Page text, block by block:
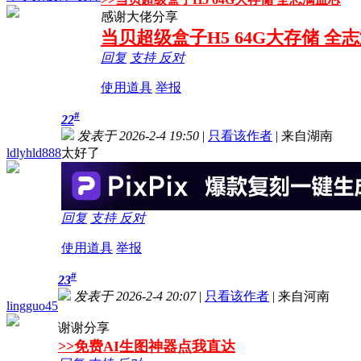
感谢大佬分享
当贝超级盒子H5 64G大存储 全
回复 支持 反对
使用道具 举报
ldlyhld888
22#
发表于 2026-2-4 19:50 | 只看该作者 | 来自湖南
太好了
回复 支持 反对
使用道具 举报
lingguo45
23#
发表于 2026-2-4 20:07 | 只看该作者 | 来自河南
谢谢分享
>>免费AI生图神器点我直达